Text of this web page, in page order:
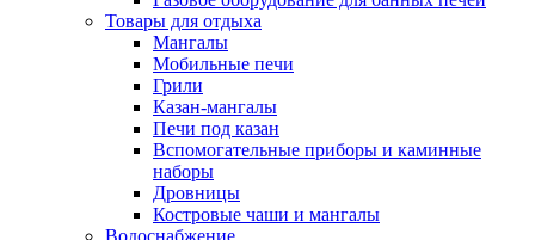
Товары для отдыха
Мангалы
Мобильные печи
Грили
Казан-мангалы
Печи под казан
Вспомогательные приборы и каминные
наборы
Дровницы
Костровые чаши и мангалы
Водоснабжение